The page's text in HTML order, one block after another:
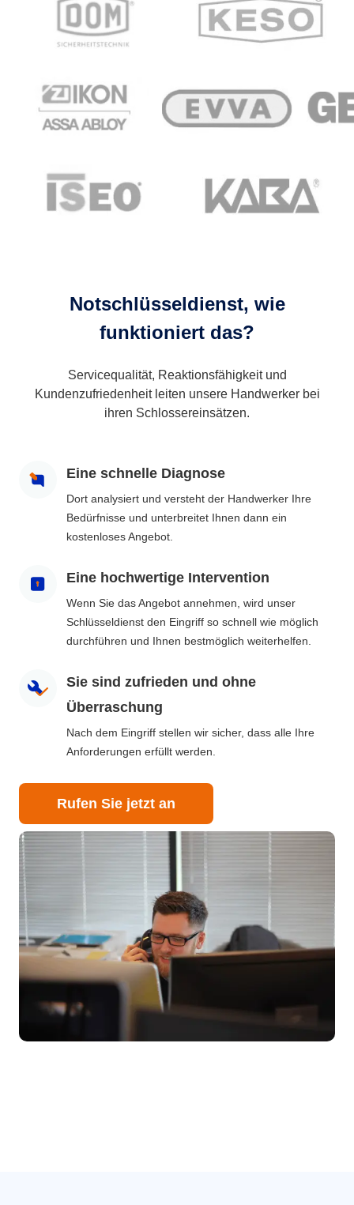
Notschlüsseldienst, wie
funktioniert das?
Servicequalität, Reaktionsfähigkeit und
Kundenzufriedenheit leiten unsere Handwerker bei
ihren Schlossereinsätzen.
Eine schnelle Diagnose
Dort analysiert und versteht der Handwerker Ihre
Bedürfnisse und unterbreitet Ihnen dann ein
kostenloses Angebot.
Eine hochwertige Intervention
Wenn Sie das Angebot annehmen, wird unser
Schlüsseldienst den Eingriff so schnell wie möglich
durchführen und Ihnen bestmöglich weiterhelfen.
Sie sind zufrieden und ohne
Überraschung
Nach dem Eingriff stellen wir sicher, dass alle Ihre
Anforderungen erfüllt werden.
Rufen Sie jetzt an